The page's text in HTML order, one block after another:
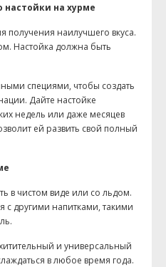
на хурме
получения наилучшего вкуса.
Настойка должна быть
специями, чтобы создать
Дайте настойке
недель или даже месяцев
ей развить свой полный
в чистом виде или со льдом.
с другими напитками, такими
и универсальный
в любое время года.